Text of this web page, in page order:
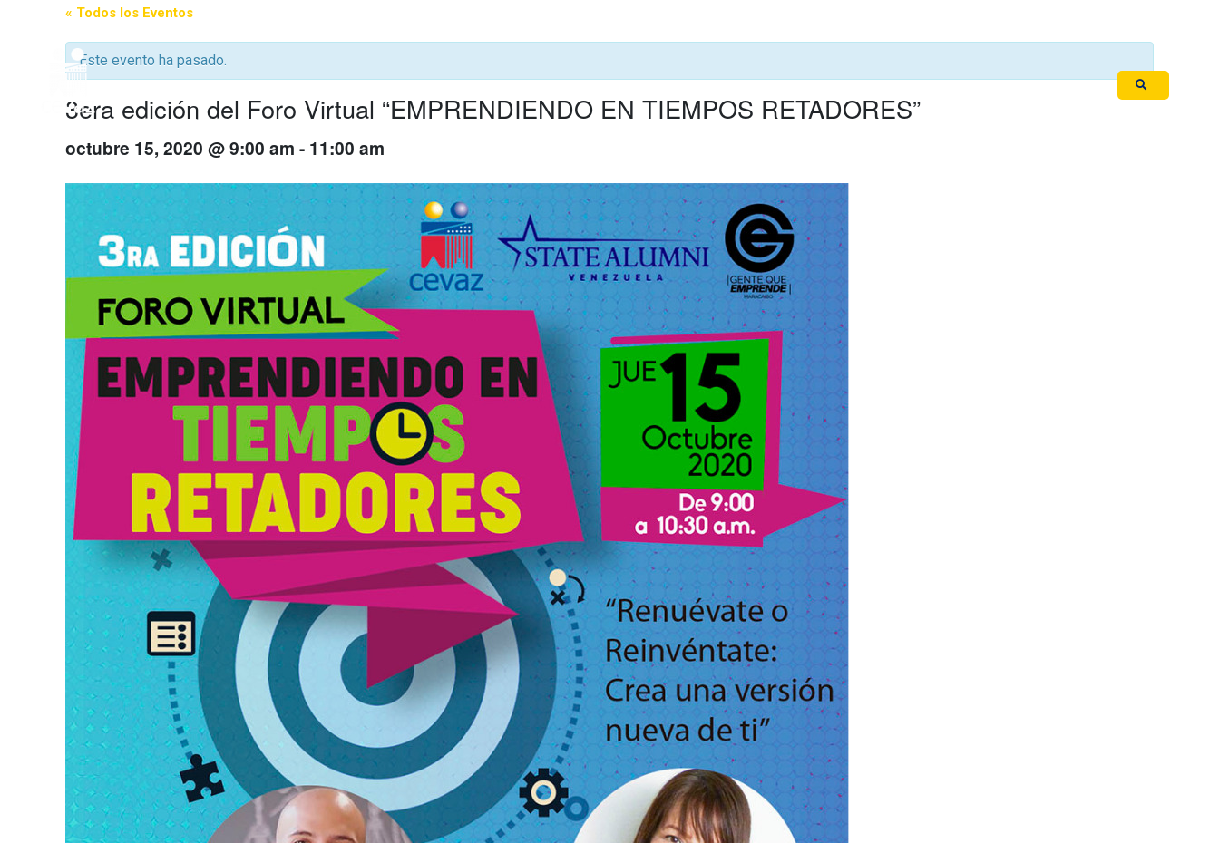
INICIO NUESTROS SERVICIOS
NOSOTROS
ORGANIZACIÓN
ACADEMIA
CULTURA
COMPROMISO SOCIAL
ESTUDIOS EN EEUU
CEVAZ REVIEW
CEVAZ DIGITAL INSCRIPCIONES
PRESENCIAL
NIVELACIONES
PRESENCIAL
« Todos los Eventos
Este evento ha pasado.
3era edición del Foro Virtual “EMPRENDIENDO EN TIEMPOS RETADORES”
octubre 15, 2020 @ 9:00 am - 11:00 am